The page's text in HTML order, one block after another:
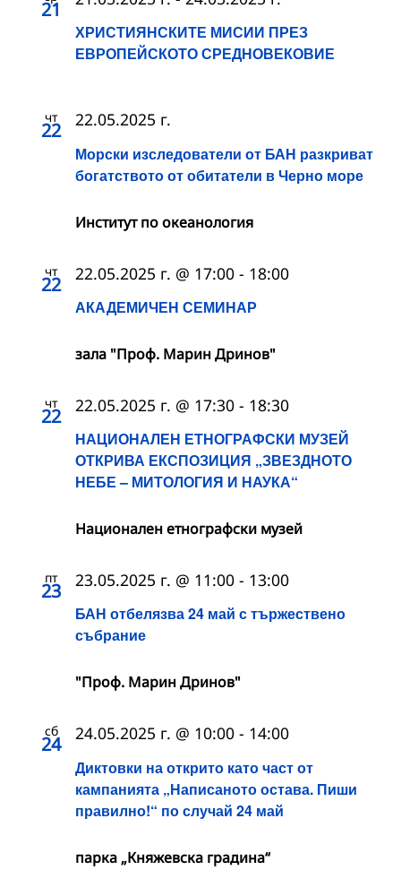
21
ХРИСТИЯНСКИТЕ МИСИИ ПРЕЗ
ЕВРОПЕЙСКОТО СРЕДНОВЕКОВИЕ
чт
22
Морски изследователи от БАН разкриват
богатството от обитатели в Черно море
22.05.2025 г.
Институт по океанология
чт
22
АКАДЕМИЧЕН СЕМИНАР
22.05.2025 г. @ 17:00 - 18:00
зала "Проф. Марин Дринов"
чт
22
НАЦИОНАЛЕН ЕТНОГРАФСКИ МУЗЕЙ
ОТКРИВА ЕКСПОЗИЦИЯ „ЗВЕЗДНОТО
НЕБЕ – МИТОЛОГИЯ И НАУКА“
22.05.2025 г. @ 17:30 - 18:30
Национален етнографски музей
пт
23
БАН отбелязва 24 май с тържествено
събрание
23.05.2025 г. @ 11:00 - 13:00
"Проф. Марин Дринов"
сб
24
Диктовки на открито като част от
кампанията „Написаното остава. Пиши
правилно!“ по случай 24 май
24.05.2025 г. @ 10:00 - 14:00
парка „Княжевска градина“